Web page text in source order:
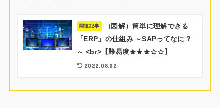
関連記事
（図解）簡単に理解できる
「ERP」の仕組み ～SAPってなに？
～ <br>【難易度★★★☆☆】
2022.08.02